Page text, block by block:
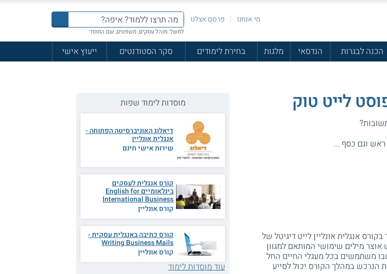
מי אנחנו פרסם אצלנו
למשל: מנהל עסקים, משפטים, שם המוסד
הכנה לבגרות הנדסאי מלגות בחירת לימודים סקר הסטודנטים
ייעוץ אישי
לייט טוק
וגם כסף ...
אנגלית אונליין לייט דיגיטל של
מילים שימושי המותאם למגוון
משתמשים בכל מעגלי החיים החל
הנרכש במהלך הקורס יכול לסייע
מוסדות לימוד שפות
דיאלוג האוניברסיטה הפתוחה -
אנגלית אונליין
שירות אישי חינם
קורס אנגלית לעסקים
בינלאומיים English for
International Business
קורס אונליין
קורס כתיבה באנגלית עסקית -
Writing Business Mails
קורס אונליין
עוד מוסדות לימוד